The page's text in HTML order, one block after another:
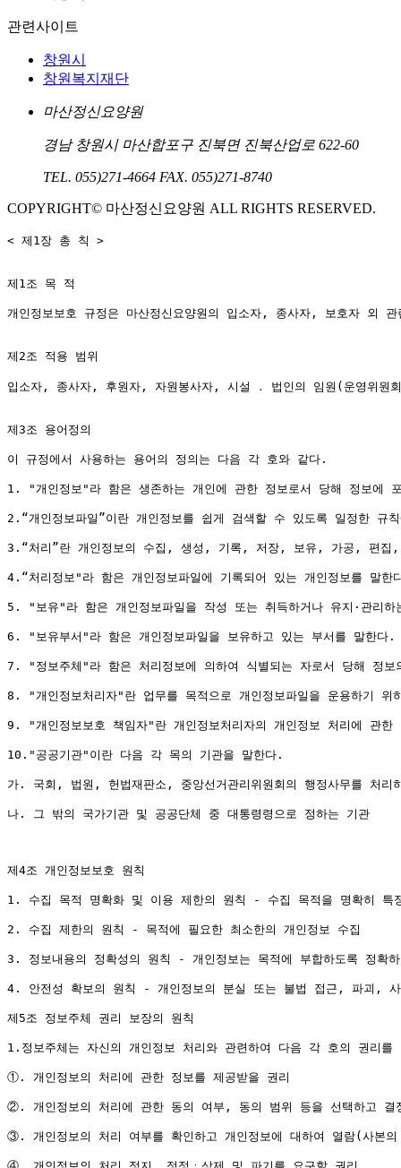
관련사이트
창원시
창원복지재단
마산정신요양원
경남 창원시 마산합포구 진북면 진북산업로 622-60
TEL. 055)271-4664 FAX. 055)271-8740
COPYRIGHT© 마산정신요양원 ALL RIGHTS RESERVED.
< 제1장 총 칙 >
제1조 목 적
개인정보보호 규정은 마산정신요양원의 입소자, 종사자, 보호자 외
제2조 적용 범위
입소자, 종사자, 후원자, 자원봉사자, 시설 ․ 법인의 임원(운영위
제3조 용어정의
이 규정에서 사용하는 용어의 정의는 다음 각 호와 같다.
1. "개인정보"라 함은 생존하는 개인에 관한 정보로서 당해 정보에
2.“개인정보파일”이란 개인정보를 쉽게 검색할 수 있도록 일정한
3.“처리”란 개인정보의 수집, 생성, 기록, 저장, 보유, 가공, 편
4.“처리정보"라 함은 개인정보파일에 기록되어 있는 개인정보를 말한
5. "보유"라 함은 개인정보파일을 작성 또는 취득하거나 유지·관리
6. "보유부서"라 함은 개인정보파일을 보유하고 있는 부서를 말한다.
7. "정보주체"라 함은 처리정보에 의하여 식별되는 자로서 당해 정
8. "개인정보처리자"란 업무를 목적으로 개인정보파일을 운용하기
9. "개인정보보호 책임자"란 개인정보처리자의 개인정보 처리에 관
10."공공기관"이란 다음 각 목의 기관을 말한다.
가. 국회, 법원, 헌법재판소, 중앙선거관리위원회의 행정사무를 처
나. 그 밖의 국가기관 및 공공단체 중 대통령령으로 정하는 기관
제4조 개인정보보호 원칙
1. 수집 목적 명확화 및 이용 제한의 원칙 - 수집 목적을 명확히 특
2. 수집 제한의 원칙 - 목적에 필요한 최소한의 개인정보 수집
3. 정보내용의 정확성의 원칙 - 개인정보는 목적에 부합하도록 정확
4. 안전성 확보의 원칙 - 개인정보의 분실 또는 불법 접근, 파괴, 사
제5조 정보주체 권리 보장의 원칙
1.정보주체는 자신의 개인정보 처리와 관련하여 다음 각 호의 권리를
①. 개인정보의 처리에 관한 정보를 제공받을 권리
②. 개인정보의 처리에 관한 동의 여부, 동의 범위 등을 선택하고 결
③. 개인정보의 처리 여부를 확인하고 개인정보에 대하여 열람(사본